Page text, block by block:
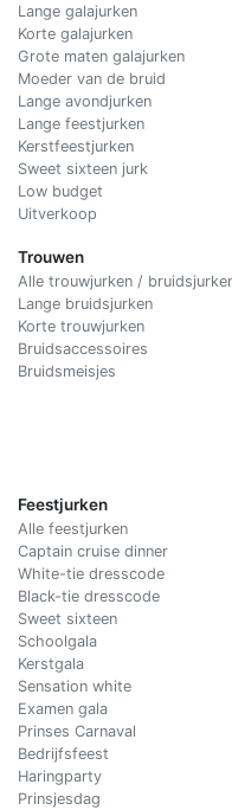
Lange galajurken
Korte galajurken
Grote maten galajurken
Moeder van de bruid
Lange avondjurken
Lange feestjurken
Kerstfeestjurken
Sweet sixteen jurk
Low budget
Uitverkoop
Trouwen
Alle trouwjurken /
Lange bruidsjurken
Korte trouwjurken
Bruidsaccessoires
Bruidsmeisjes
Feestjurken
Alle feestjurken
Captain cruise dinner
White-tie dresscode
Black-tie dresscode
Sweet sixteen
Schoolgala
Kerstgala
Sensation white
Examen gala
Prinses Carnaval
Bedrijfsfeest
Haringparty
Prinsjesdag